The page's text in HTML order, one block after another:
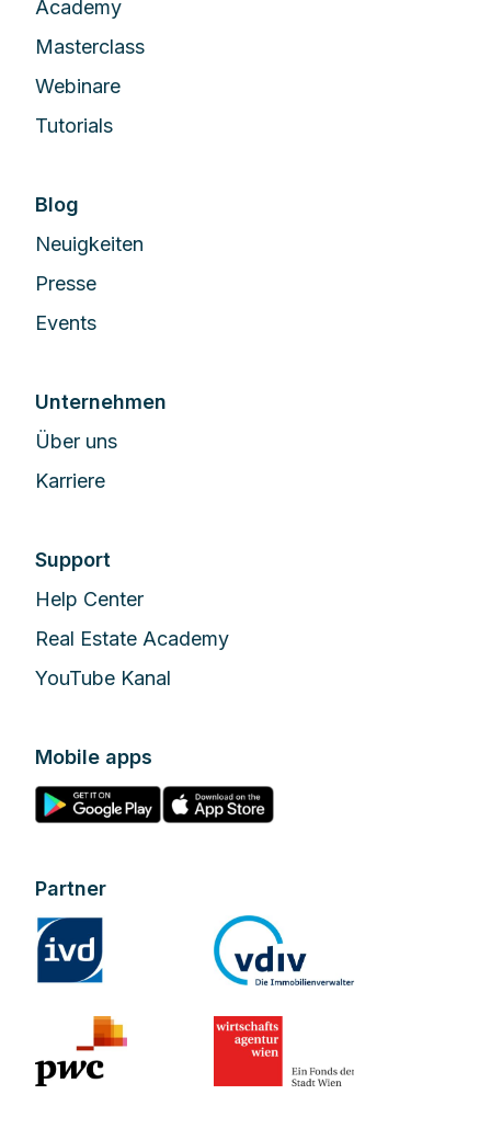
Academy
Masterclass
Webinare
Tutorials
Blog
Neuigkeiten
Presse
Events
Unternehmen
Über uns
Karriere
Support
Help Center
Real Estate Academy
YouTube Kanal
Mobile apps
Partner